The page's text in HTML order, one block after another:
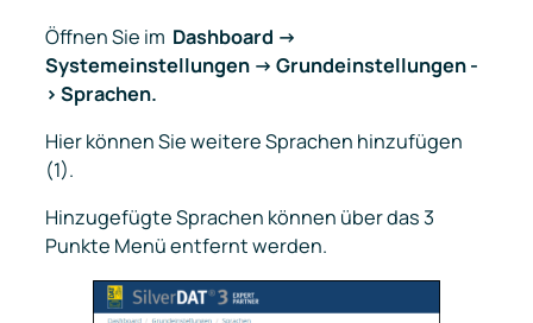
Öffnen Sie im Dashboard ->
Systemeinstellungen -> Grundeinstellungen -
> Sprachen.
Hier können Sie weitere Sprachen hinzufügen
(1).
Hinzugefügte Sprachen können über das 3
Punkte Menü entfernt werden.